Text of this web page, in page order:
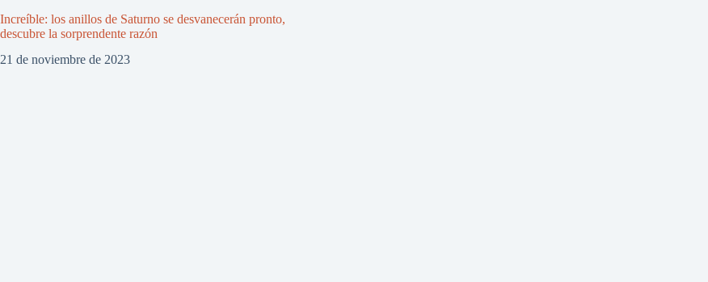
Increíble: los anillos de Saturno se desvanecerán pronto,
descubre la sorprendente razón
21 de noviembre de 2023